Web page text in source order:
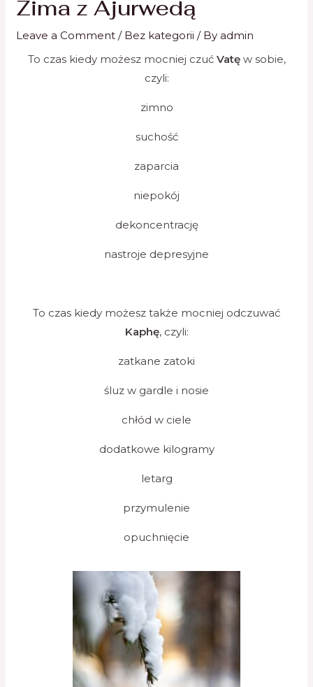
Zima z Ajurwedą
Leave a Comment / Bez kategorii / By admin
To czas kiedy możesz mocniej czuć Vatęw sobie,
czyli:
zimno
suchość
zaparcia
niepokój
dekoncentrację
nastroje depresyjne
To czas kiedy możesz także mocniej odczuwać
Kaphę, czyli:
zatkane zatoki
śluz w gardle i nosie
chłód w ciele
dodatkowe kilogramy
letarg
przymulenie
opuchnięcie